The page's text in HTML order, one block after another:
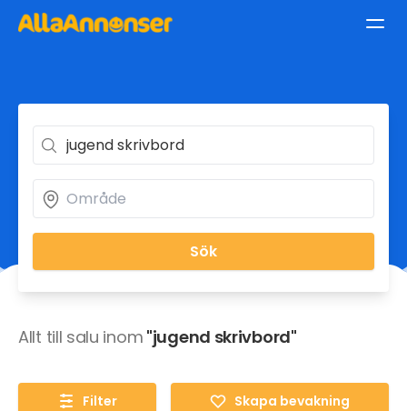
Sök
Allt till salu inom "jugend skrivbord"
Filter Skapa bevakning